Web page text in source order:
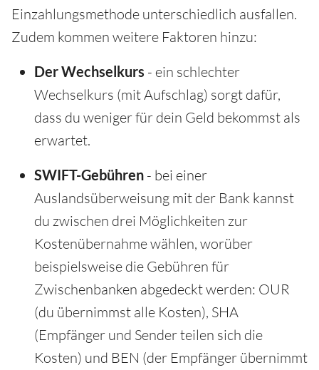
Einzahlungsmethode unterschiedlich ausfallen.
Zudem kommen weitere Faktoren hinzu:
Der Wechselkurs - ein schlechter
Wechselkurs (mit Aufschlag) sorgt dafür,
dass du weniger für dein Geld bekommst als
erwartet.
SWIFT-Gebühren - bei einer
Auslandsüberweisung mit der Bank kannst
du zwischen drei Möglichkeiten zur
Kostenübernahme wählen, worüber
beispielsweise die Gebühren für
Zwischenbanken abgedeckt werden: OUR
(du übernimmst alle Kosten), SHA
(Empfänger und Sender teilen sich die
Kosten) und BEN (der Empfänger übernimmt